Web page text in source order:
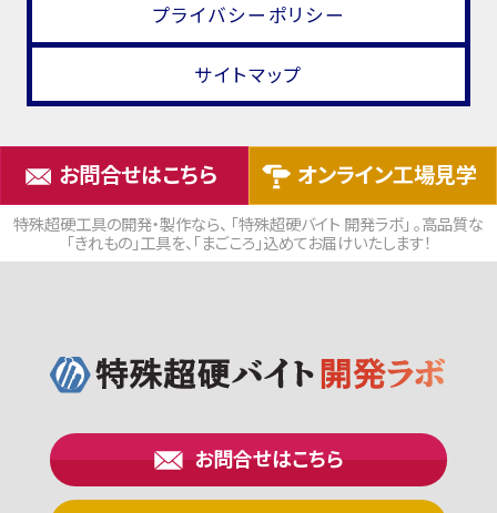
プライバシーポリシー
サイトマップ
お問合せはこちら オンライン工場見学
特殊超硬工具の開発・製作なら、 「特殊超硬バイト 開発ラボ」 。高品質な
「きれもの」工具を、「まごころ」込めてお届けいたします！
お問合せはこちら